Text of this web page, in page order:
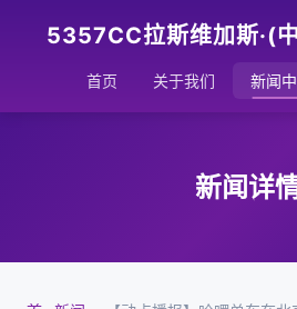
5357CC拉斯维加斯·(
首页 关于我们 新闻
新闻详